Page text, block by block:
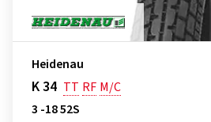
Heidenau
K 34 TT RF M/C
3 -18 52S